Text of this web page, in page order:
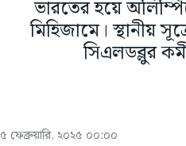
ভারতের হয়ে
মিহিজামে। স্থানীয়
সিএলডব্লুর
৫ ফেব্রুয়ারি, ২০২৫ ০০:০০